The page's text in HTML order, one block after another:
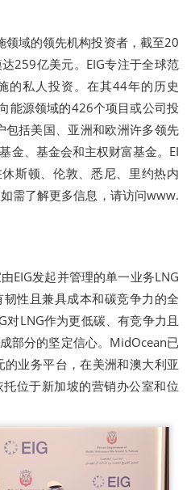
领域的领先机构投资者，截至20
259亿美元。EIG专注于全球范
的私人投资。在其44年的历史
能源领域的426个项目或公司投
包括美国、亚洲和欧洲许多领先
金、基金会和主权财富基金。EI
斯顿、伦敦、悉尼、里约热内
需了解更多信息，请访问www.
EIG发起并管理的单一业务LNG
性且兼具成本和碳竞争力的全
对LNG作为更低碳、有竞争力且
部分的坚定信心。MidOcean已
业务平台，在美洲和澳大利亚
位于新加坡的营销办公室和位